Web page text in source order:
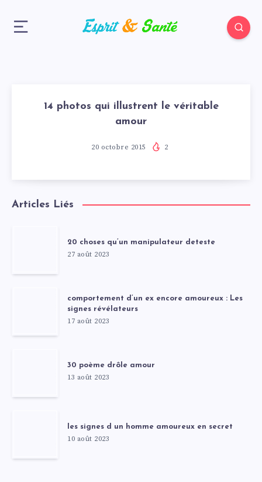
14 photos qui illustrent le véritable
amour
20 octobre 2015 2
Articles Liés
20 choses qu’un manipulateur deteste
27 août 2023
comportement d’un ex encore amoureux : Les
signes révélateurs
17 août 2023
30 poème drôle amour
13 août 2023
les signes d un homme amoureux en secret
10 août 2023